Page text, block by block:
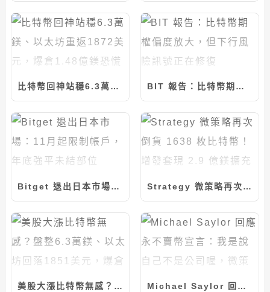
比特幣回神站穩6.3萬鎂、以太坊重返1872美元，爆倉1.48億鎂恐慌指數續回升 BIT 報告：比特幣期權偏度放大，但下行風險訊號正在修復
Bitget 退出日本市場：11月起限制帳戶，年底強平未結部位 Strategy 微策略再次倒貨 1638 枚比特幣！增發套現 2.9 億鎂擴充美元儲備、回購 STRC 優先股
美股大漲比特幣無感？盤整6.3萬鎂、以太坊回落1851美元，爆倉2.4億鎂恐慌指數回落 Michael Saylor 回應永不賣幣宣言：我是說自己不是公司喔，微策略又賣 1,638 顆 BTC